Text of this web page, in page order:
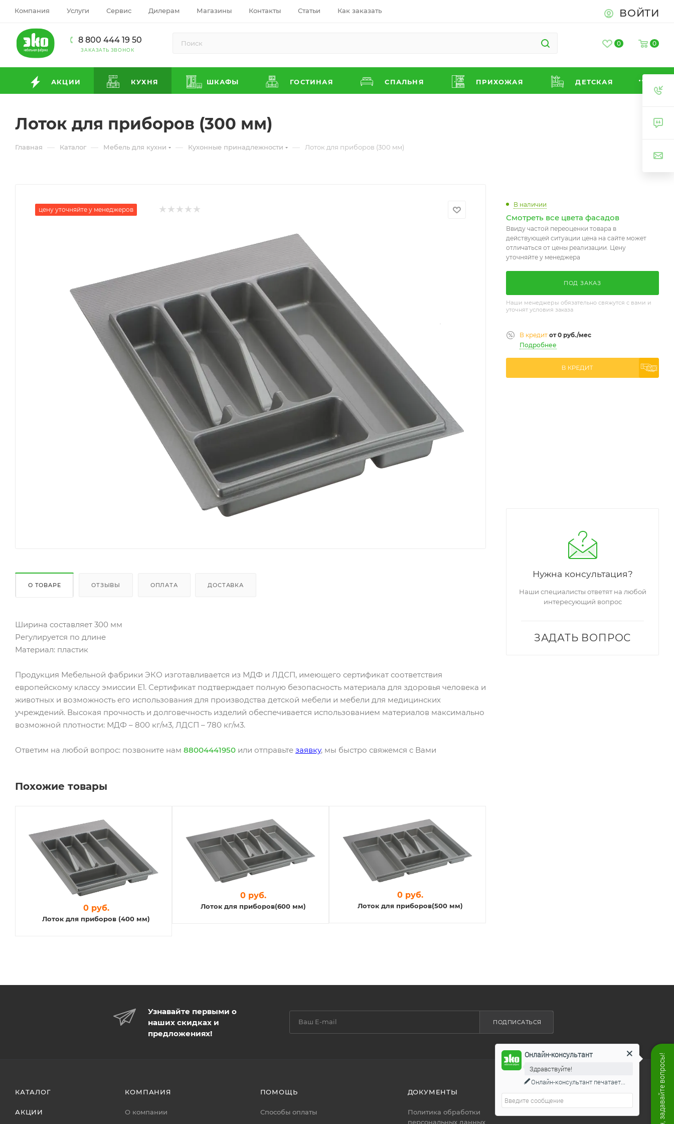
Компания Услуги Сервис Дилерам Магазины Контакты Статьи Как заказать ВОЙТИ
8 800 444 19 50
ЗАКАЗАТЬ ЗВОНОК
0 0
АКЦИИ КУХНЯ ШКАФЫ ГОСТИНАЯ СПАЛЬНЯ ПРИХОЖАЯ ДЕТСКАЯ
Лоток для приборов (300 мм)
Главная — Каталог — Мебель для кухни — Кухонные принадлежности — Лоток для приборов (300 мм)
цену уточняйте у менеджеров
О ТОВАРЕ ОТЗЫВЫ ОПЛАТА ДОСТАВКА
Ширина составляет 300 мм
Регулируется по длине
Материал: пластик
Продукция Мебельной фабрики ЭКО изготавливается из МДФ и ЛДСП, имеющего сертификат соответствия
европейскому классу эмиссии Е1. Сертификат подтверждает полную безопасность материала для здоровья человека и
животных и возможность его использования для производства детской мебели и мебели для медицинских
учреждений. Высокая прочность и долговечность изделий обеспечивается использованием материалов максимально
возможной плотности: МДФ – 800 кг/м3, ЛДСП – 780 кг/м3.
Ответим на любой вопрос: позвоните нам 88004441950 или отправьте заявку, мы быстро свяжемся с Вами
Похожие товары
Лоток для приборов (400 мм)
0 руб. Лоток для приборов(600 мм)
0 руб.
Лоток для приборов(500 мм)
0 руб.
В наличии
Смотреть все цвета фасадов
Ввиду частой переоценки товара в
действующей ситуации цена на сайте может
отличаться от цены реализации. Цену
уточняйте у менеджера
ПОД ЗАКАЗ
Наши менеджеры обязательно свяжутся с вами и
уточнят условия заказа
В кредит от 0 руб./мес
Подробнее
Нужна консультация?
Наши специалисты ответят на любой
интересующий вопрос
ЗАДАТЬ ВОПРОС
Узнавайте первыми о
наших скидках и
предложениях!
ПОДПИСАТЬСЯ
КАТАЛОГ
АКЦИИ
КОМПАНИЯ
О компании
ПОМОЩЬ
Способы оплаты
ДОКУМЕНТЫ
Политика обработки
персональных данных
8 800 444 19 50
ЗАКАЗАТЬ ЗВОНОК
Онлайн-консультант
Здравствуйте!
Онлайн-консультант печатает...